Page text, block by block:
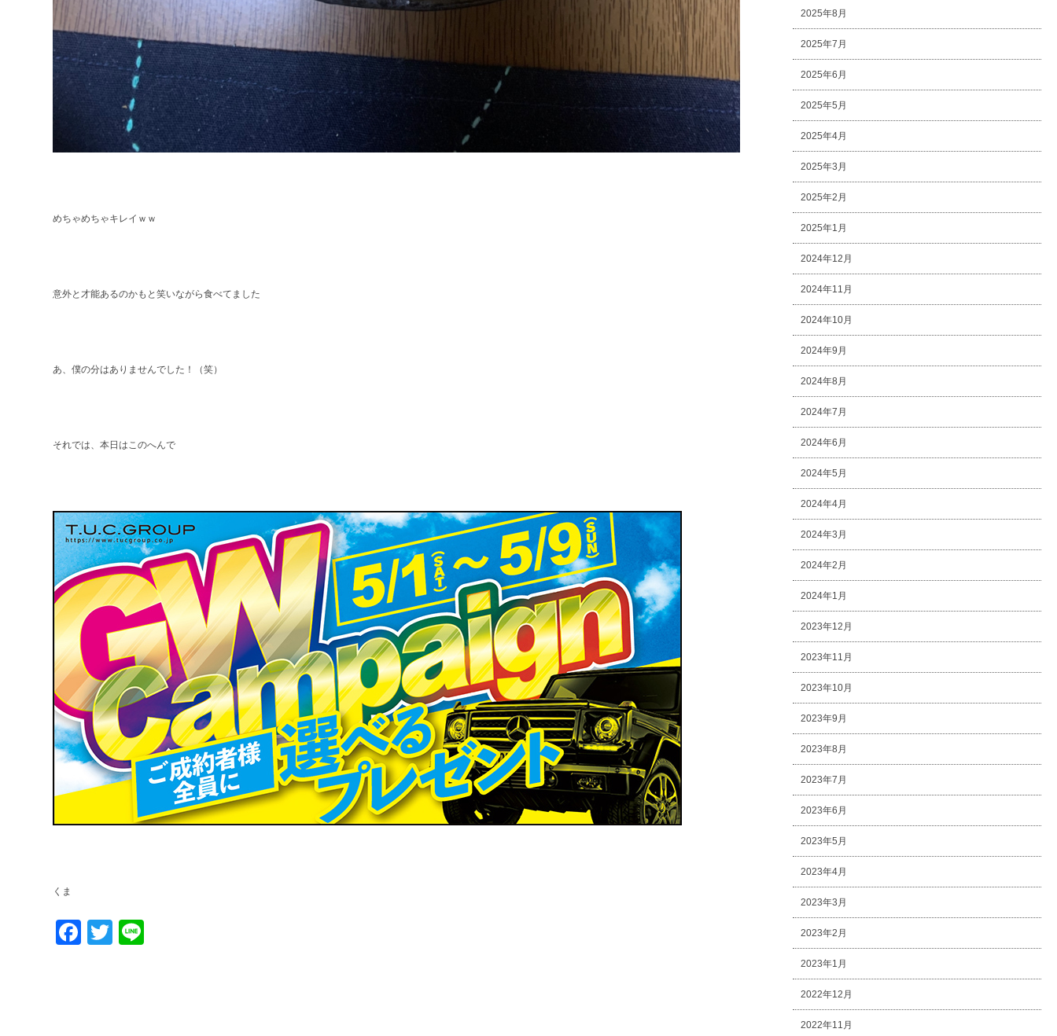
めちゃめちゃキレイｗｗ
意外と才能あるのかもと笑いながら食べてました
あ、僕の分はありませんでした！（笑）
それでは、本日はこのへんで
くま
Facebook
Twitter
2025年8月
2025年7月
2025年6月
2025年5月
2025年4月
2025年3月
2025年2月
2025年1月
2024年12月
2024年11月
2024年10月
2024年9月
2024年8月
2024年7月
2024年6月
2024年5月
2024年4月
2024年3月
2024年2月
2024年1月
2023年12月
2023年11月
2023年10月
2023年9月
2023年8月
2023年7月
2023年6月
2023年5月
2023年4月
2023年3月
2023年2月
2023年1月
2022年12月
2022年11月